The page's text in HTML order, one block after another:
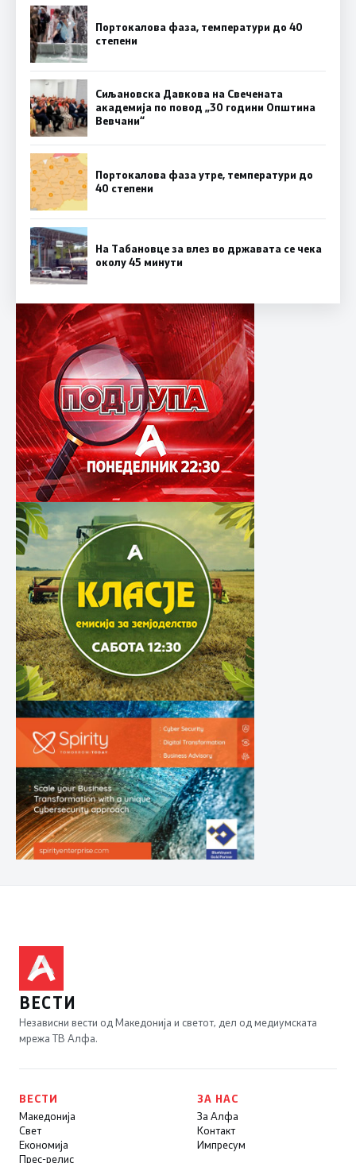
Портокалова фаза, температури до 40
степени
Сиљановска Давкова на Свечената
академија по повод „30 години Општина
Вевчани“
Портокалова фаза утре, температури до
40 степени
На Табановце за влез во државата се чека
околу 45 минути
ВЕСТИ
Независни вести од Македонија и светот, дел од медиумската
мрежа ТВ Алфа.
ВЕСТИ
Македонија
Свет
Економија
Прес-релис
ЗА НАС
За Алфа
Контакт
Импресум